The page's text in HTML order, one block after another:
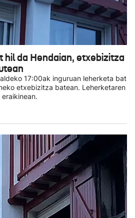
hil da Hendaian, etxebizitza
17:00ak inguruan leherketa bat
etxebizitza batean. Leherketaren